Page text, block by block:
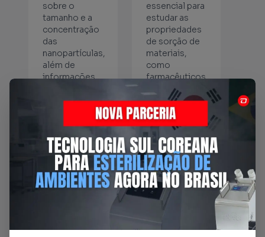
sobre o
tamanho e a
concentração
das
nanopartículas,
além de
informações
dinâmica de
ENTRAR
EM
CONTATO
essencial para
estudar as
propriedades
de sorção de
materiais,
como
farmacêuticos,
polímeros e
alimentos.
ENTRAR
EM
CONTATO
Comportamento